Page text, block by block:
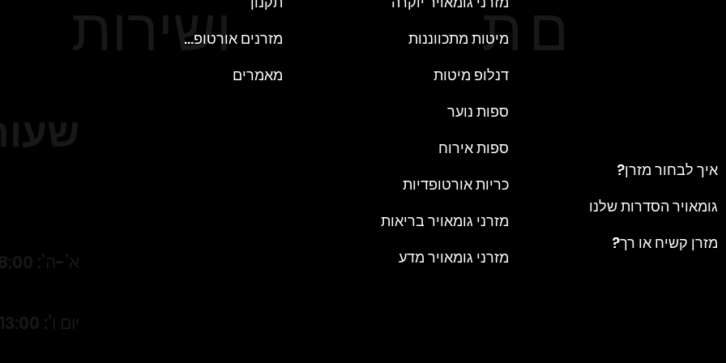
א’-ה’: 18:00 – 9:00
יום ו’: 13:00 – 9:00
ושירות
מזרנים אורטופדים
מאמרים
ם
איך לבחור מזרן?
גומאויר הסדרות שלנו
מזרן קשיח או רך?
ת
מיטות מתכווננות
דנלופ מיטות
ספות נוער
ספות אירוח
כריות אורטופדיות
מזרני גומאויר בריאות
מזרני גומאויר מדע